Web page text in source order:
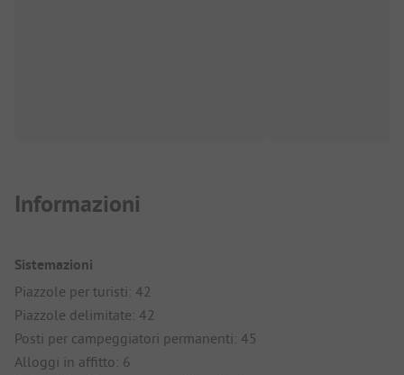
Informazioni
Sistemazioni
Piazzole per turisti: 42
Piazzole delimitate: 42
Posti per campeggiatori permanenti: 45
Alloggi in affitto: 6